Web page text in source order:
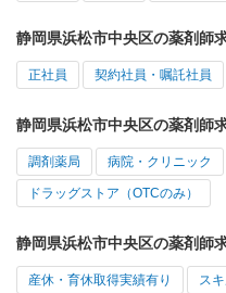
静岡県浜松市中央区の薬剤師
正社員 契約社員・嘱託社員
静岡県浜松市中央区の薬剤師
調剤薬局 病院・クリニック
ドラッグストア（OTCのみ）
静岡県浜松市中央区の薬剤師
産休・育休取得実績有り ス